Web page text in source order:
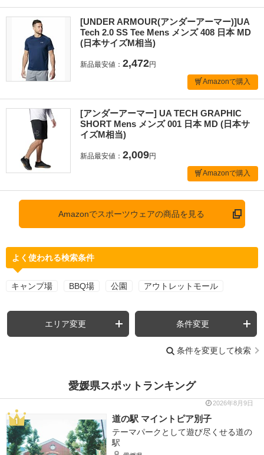
[UNDER ARMOUR(アンダーアーマー)]UA
Tech 2.0 SS Tee Mens メンズ 408 日本 MD
(日本サイズM相当)
新品最安値： 2,472円
Amazonで購入
[アンダーアーマー] UA TECH GRAPHIC
SHORT Mens メンズ 001 日本 MD (日本サ
イズM相当)
新品最安値： 2,009円
Amazonで購入
Amazonでスポーツウェアの商品を見る
よく使われる検索条件
キャンプ場 BBQ場 公園 アウトレットモール
エリア変更 条件変更
条件を変更して検索
愛媛県スポットランキング
2026年8月9日
道の駅 マイントピア別子
テーマパークとして遊び尽くせる道の
駅